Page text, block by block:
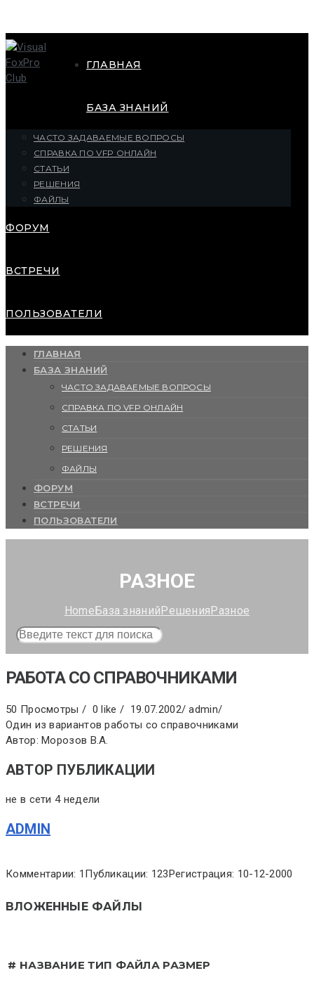
ГЛАВНАЯ
БАЗА ЗНАНИЙ
ЧАСТО ЗАДАВАЕМЫЕ ВОПРОСЫ
СПРАВКА ПО VFP ОНЛАЙН
СТАТЬИ
РЕШЕНИЯ
ФАЙЛЫ
ФОРУМ
ВСТРЕЧИ
ПОЛЬЗОВАТЕЛИ
ГЛАВНАЯ
БАЗА ЗНАНИЙ
ЧАСТО ЗАДАВАЕМЫЕ ВОПРОСЫ
СПРАВКА ПО VFP ОНЛАЙН
СТАТЬИ
РЕШЕНИЯ
ФАЙЛЫ
ФОРУМ
ВСТРЕЧИ
ПОЛЬЗОВАТЕЛИ
РАЗНОЕ
HomeБаза знанийРешенияРазное
РАБОТА СО СПРАВОЧНИКАМИ
50 Просмотры / 0 like / 19.07.2002/ admin/
Один из вариантов работы со справочниками
Автор: Морозов В.А.
АВТОР ПУБЛИКАЦИИ
не в сети 4 недели
ADMIN
Комментарии: 1 Публикации: 123Регистрация: 10-12-2000
ВЛОЖЕННЫЕ ФАЙЛЫ
# НАЗВАНИЕ ТИП ФАЙЛА РАЗМЕР